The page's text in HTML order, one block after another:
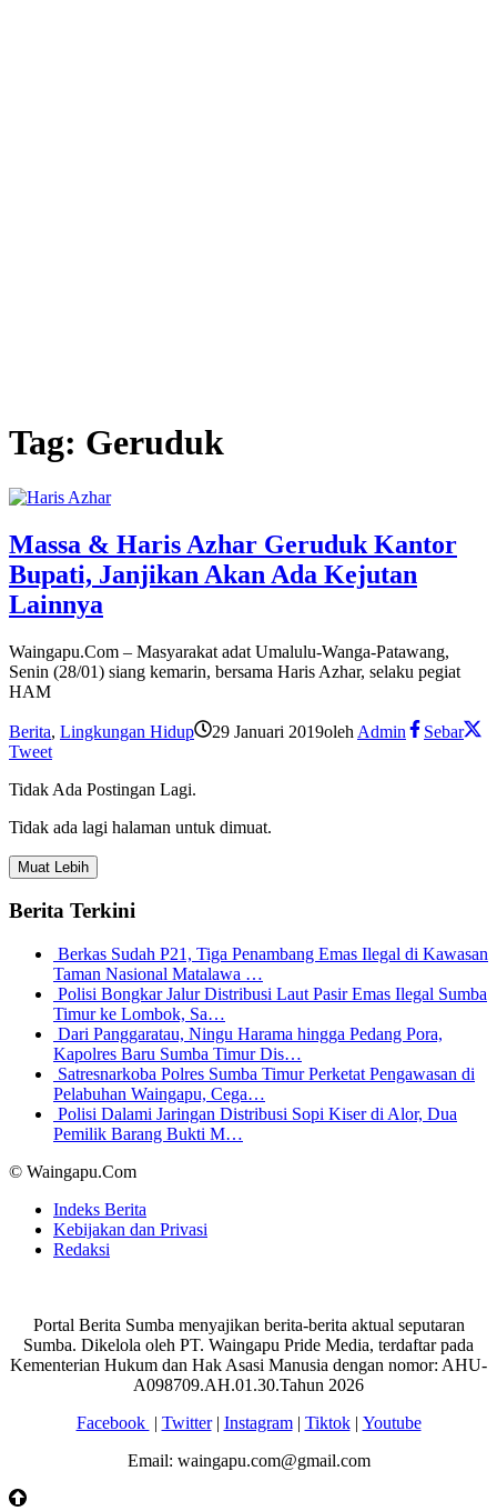
Tag: Geruduk
Massa & Haris Azhar Geruduk Kantor
Bupati, Janjikan Akan Ada Kejutan
Lainnya
Waingapu.Com – Masyarakat adat Umalulu-Wanga-Patawang,
Senin (28/01) siang kemarin, bersama Haris Azhar, selaku pegiat
HAM
Berita, Lingkungan Hidup 29 Januari 2019oleh Admin
Sebar
Tweet
Tidak Ada Postingan Lagi.
Tidak ada lagi halaman untuk dimuat.
Muat Lebih
Berita Terkini
Berkas Sudah P21, Tiga Penambang Emas Ilegal di Kawasan
Taman Nasional Matalawa …
Polisi Bongkar Jalur Distribusi Laut Pasir Emas Ilegal Sumba
Timur ke Lombok, Sa…
Dari Panggaratau, Ningu Harama hingga Pedang Pora,
Kapolres Baru Sumba Timur Dis…
Satresnarkoba Polres Sumba Timur Perketat Pengawasan di
Pelabuhan Waingapu, Cega…
Polisi Dalami Jaringan Distribusi Sopi Kiser di Alor, Dua
Pemilik Barang Bukti M…
© Waingapu.Com
Indeks Berita
Kebijakan dan Privasi
Redaksi
Portal Berita Sumba menyajikan berita-berita aktual seputaran
Sumba. Dikelola oleh PT. Waingapu Pride Media, terdaftar pada
Kementerian Hukum dan Hak Asasi Manusia dengan nomor: AHU-
A098709.AH.01.30.Tahun 2026
Facebook | Twitter| Instagram| Tiktok| Youtube
Email: waingapu.com@gmail.com